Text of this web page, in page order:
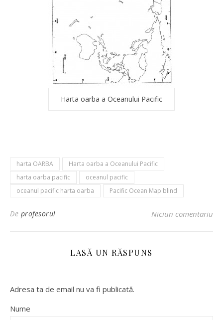
Harta oarba a Oceanului Pacific
harta OARBA
Harta oarba a Oceanului Pacific
harta oarba pacific
oceanul pacific
oceanul pacific harta oarba
Pacific Ocean Map blind
De profesorul Niciun comentariu
LASĂ UN RĂSPUNS
Adresa ta de email nu va fi publicată.
Nume